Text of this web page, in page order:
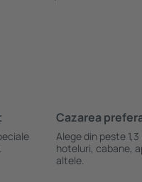
Cazarea
Alege din peste
hoteluri, cabane,
altele.